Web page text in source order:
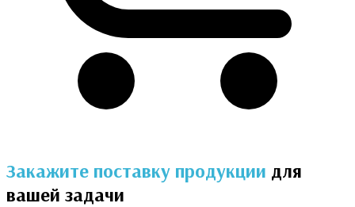
Закажите поставку продукции для
вашей задачи